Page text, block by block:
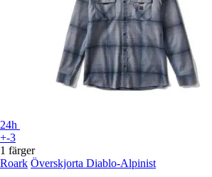
24h
+-3
1 färger
Roark Överskjorta Diablo-Alpinist